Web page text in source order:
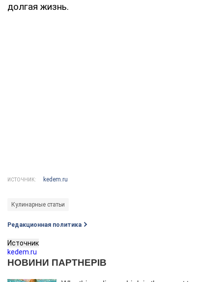
долгая жизнь.
ИСТОЧНИК: kedem.ru
Кулинарные статьи
Редакционная политика
Источник
kedem.ru